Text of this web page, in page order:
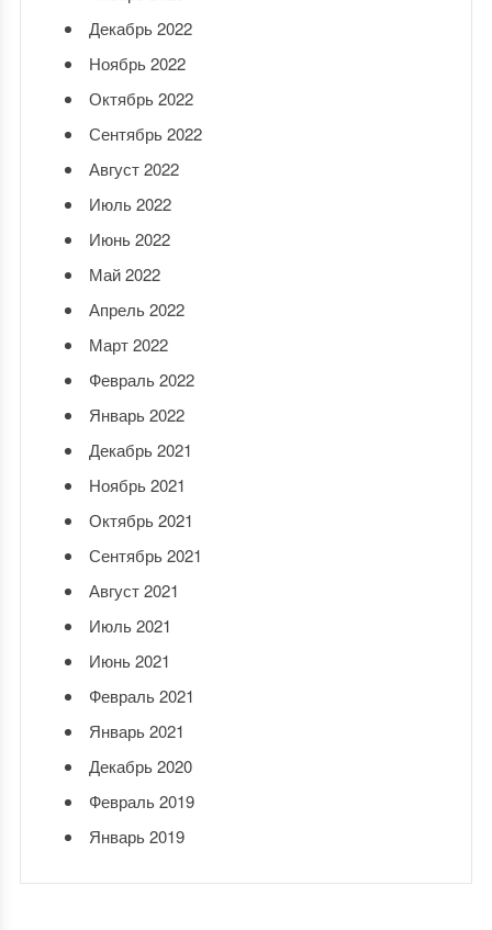
Декабрь 2022
Ноябрь 2022
Октябрь 2022
Сентябрь 2022
Август 2022
Июль 2022
Июнь 2022
Май 2022
Апрель 2022
Март 2022
Февраль 2022
Январь 2022
Декабрь 2021
Ноябрь 2021
Октябрь 2021
Сентябрь 2021
Август 2021
Июль 2021
Июнь 2021
Февраль 2021
Январь 2021
Декабрь 2020
Февраль 2019
Январь 2019